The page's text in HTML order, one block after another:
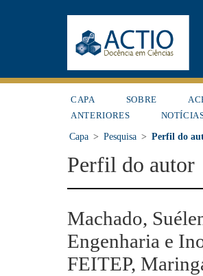
CAPA SOBRE
ANTERIORES
Capa > Pesquisa > Perfil do
Perfil do autor
Machado,
Engenharia e
FEITEP,